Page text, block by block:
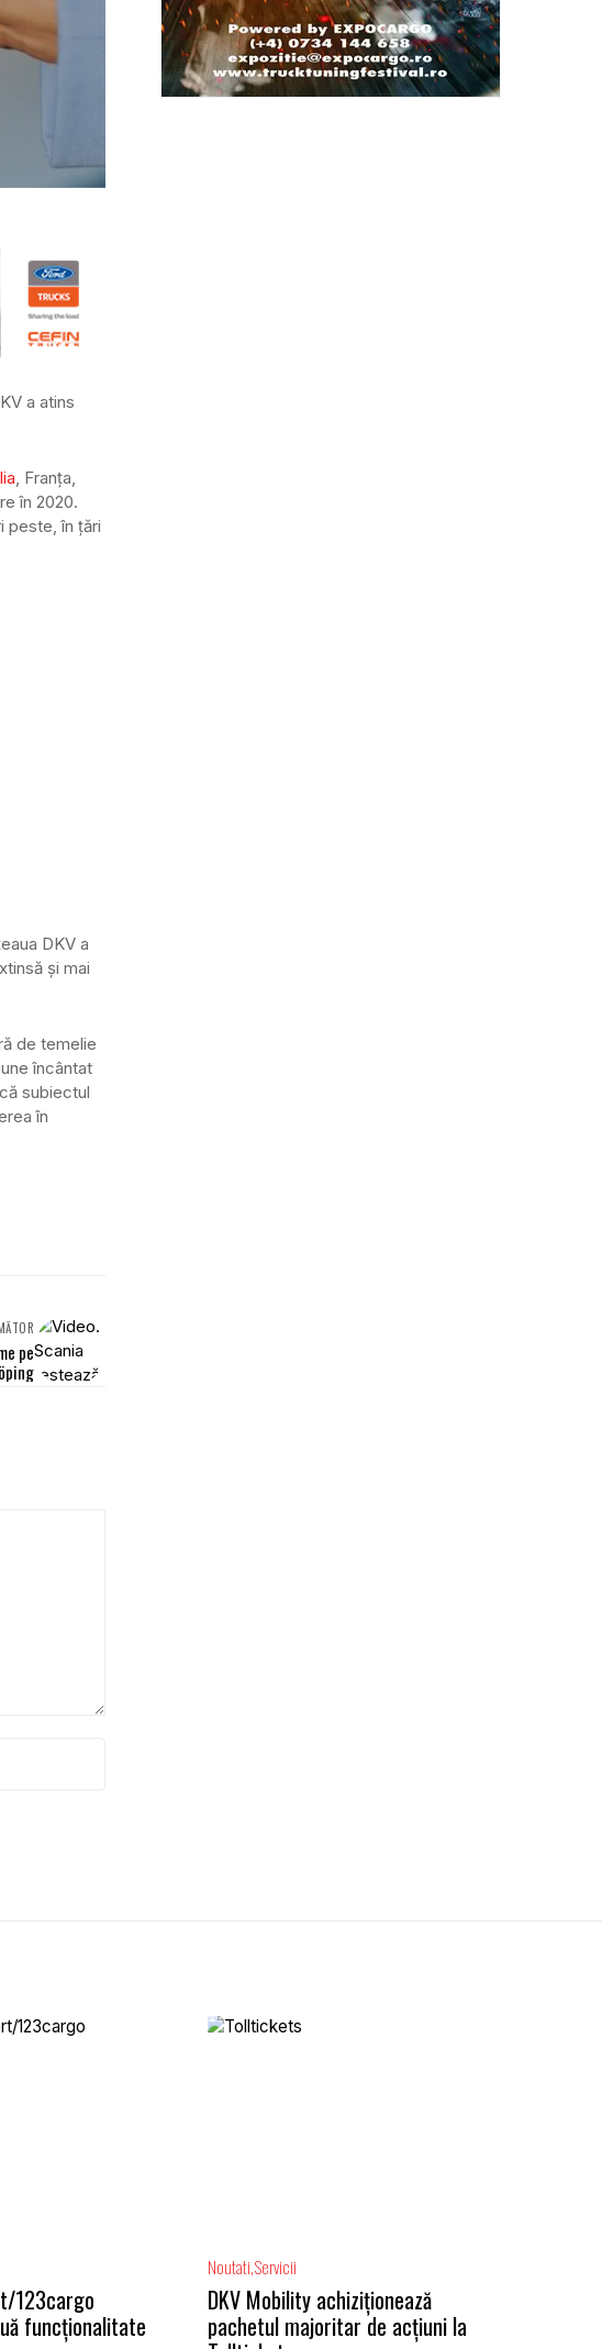
a atins
, Franța,
în 2020.
peste, în țări
DKV a
și mai
de temelie
încântat
subiectul
în
pe
123cargo
funcționalitate
Noutati Servicii
DKV Mobility achiziționează
pachetul majoritar de acțiuni la